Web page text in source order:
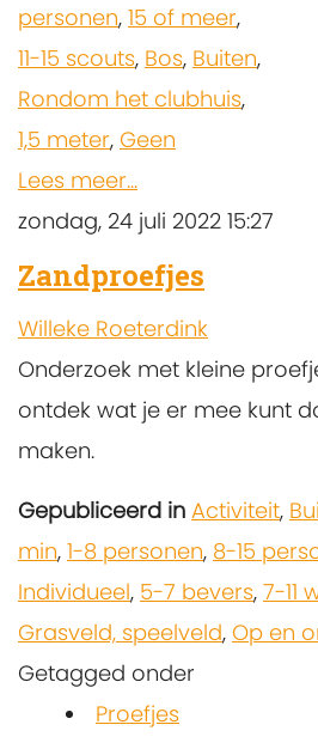
personen, 15 of meer,
11-15 scouts, Bos, Buiten,
Rondom het clubhuis,
1,5 meter, Geen
Lees meer...
zondag, 24 juli 2022 15:27
Zandproefjes
Willeke Roeterdink
Onderzoek met kleine
ontdek wat je er mee kunt
maken.
Gepubliceerd in Activiteit,
min, 1-8 personen, 8-15
Individueel, 5-7 bevers, 7-11
Grasveld, speelveld, Op en
Getagged onder
Proefjes